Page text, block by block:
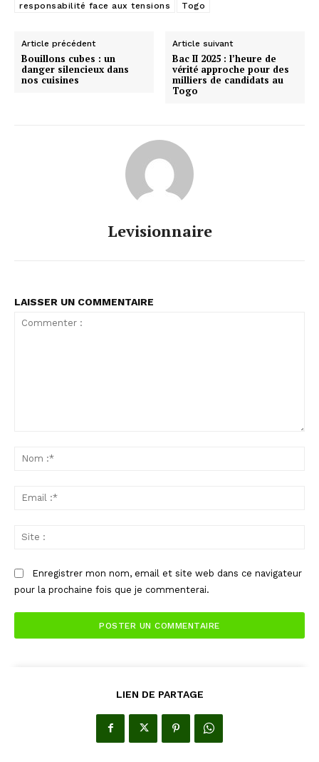
responsabilité face aux tensions
Togo
Article précédent
Bouillons cubes : un
danger silencieux dans
nos cuisines
Article suivant
Bac II 2025 : l’heure de
vérité approche pour des
milliers de candidats au
Togo
Levisionnaire
LAISSER UN COMMENTAIRE
Enregistrer mon nom, email et site web dans ce navigateur
pour la prochaine fois que je commenterai.
LIEN DE PARTAGE